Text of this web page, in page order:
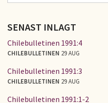
SENAST INLAGT
Chilebulletinen 1991:4
CHILEBULLETINEN 29 AUG
Chilebulletinen 1991:3
CHILEBULLETINEN 29 AUG
Chilebulletinen 1991:1-2